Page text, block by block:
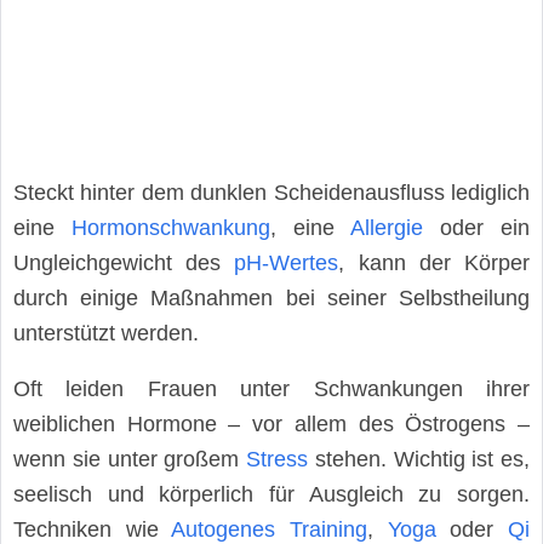
Steckt hinter dem dunklen Scheidenausfluss lediglich
eine Hormonschwankung, eine Allergie oder ein
Ungleichgewicht des pH-Wertes, kann der Körper
durch einige Maßnahmen bei seiner Selbstheilung
unterstützt werden.
Oft leiden Frauen unter Schwankungen ihrer
weiblichen Hormone – vor allem des Östrogens –
wenn sie unter großem Stress stehen. Wichtig ist es,
seelisch und körperlich für Ausgleich zu sorgen.
Techniken wieAutogenes Training, Yogaoder Qi